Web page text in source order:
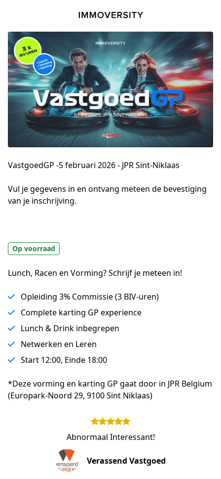
VastgoedGP -5 februari 2026 - JPR Sint-Niklaas
Vul je gegevens in en ontvang meteen de bevestiging
van je inschrijving.
Op voorraad
Lunch, Racen en Vorming? Schrijf je meteen in!
Opleiding 3% Commissie (3 BIV-uren)
Complete karting GP experience
Lunch & Drink inbegrepen
Netwerken en Leren
Start 12:00, Einde 18:00
*Deze vorming en karting GP gaat door in JPR Belgium
(Europark-Noord 29, 9100 Sint Niklaas)
Abnormaal Interessant!
Verassend Vastgoed